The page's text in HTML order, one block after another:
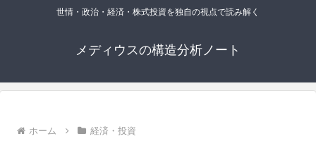
世情・政治・経済・株式投資を独自の視点で読み解く
メディウスの構造分析ノート
ホーム 経済・投資